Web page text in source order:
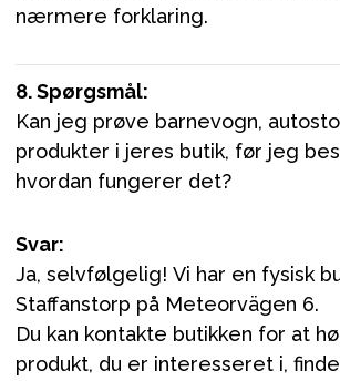
nærmere forklaring.
8. Spørgsmål:
Kan jeg prøve barnevogn,
produkter i jeres butik, før jeg
hvordan fungerer det?
Svar:
Ja, selvfølgelig! Vi har en fysisk
Staffanstorp på Meteorvägen 6.
Du kan kontakte butikken for at
produkt, du er interesseret i,